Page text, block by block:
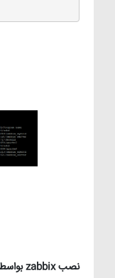
نصب zabbix بواسطه رابط کاربری تحت وب